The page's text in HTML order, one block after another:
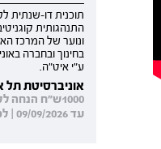
תוכנית דו-שנתית
ונוער של המרכז
בחינוך ובחברה
ע"י איט"ה.
אוניברסיטת תל
1000ש"ח
עד 09/09/2026 | לפרטים והרשמה >>